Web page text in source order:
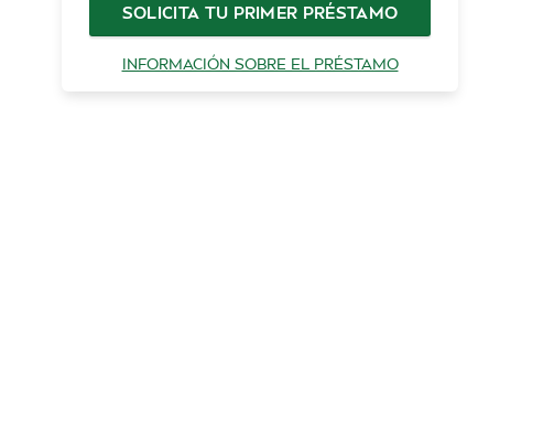
SOLICITA TU PRIMER PRÉSTAMO
INFORMACIÓN SOBRE EL PRÉSTAMO